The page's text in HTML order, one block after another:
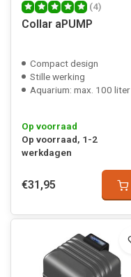
(4)
Collar aPUMP
Compact design
Stille werking
Aquarium: max. 100 liter
Op voorraad
Op voorraad, 1-2
werkdagen
€31,95